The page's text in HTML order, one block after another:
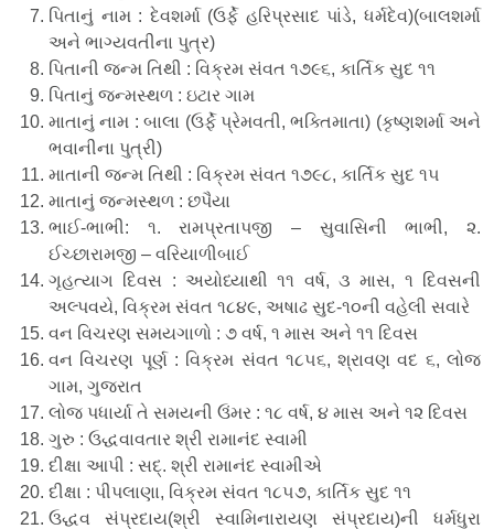
પિતાનું નામ : દેવશર્મા (ઉર્ફે હરિપ્રસાદ પાંડે, ધર્મદેવ)(બાલશર્મા
અને ભાગ્યવતીના પુત્ર)
પિતાની જન્મ તિથી : વિક્રમ સંવત ૧૭૯૬, કાર્તિક સુદ ૧૧
પિતાનું જન્મસ્થળ : ઇટાર ગામ
માતાનું નામ : બાલા (ઉર્ફે પ્રેમવતી, ભક્તિમાતા) (કૃષ્ણશર્મા અને
ભવાનીના પુત્રી)
માતાની જન્મ તિથી : વિક્રમ સંવત ૧૭૯૮, કાર્તિક સુદ ૧૫
માતાનું જન્મસ્થળ : છપૈયા
ભાઈ-ભાભી: ૧. રામપ્રતાપજી – સુવાસિની ભાભી, ૨.
ઈચ્છારામજી – વરિયાળીબાઈ
ગૃહત્યાગ દિવસ : અયોધ્યાથી ૧૧ વર્ષ, ૩ માસ, ૧ દિવસની
અલ્પવયે, વિક્રમ સંવત ૧૮૪૯, અષાઢ સુદ-૧૦ની વહેલી સવારે
વન વિચરણ સમયગાળો : ૭ વર્ષ, ૧ માસ અને ૧૧ દિવસ
વન વિચરણ પૂર્ણ : વિક્રમ સંવત ૧૮૫૬, શ્રાવણ વદ ૬, લોજ
ગામ, ગુજરાત
લોજ પધાર્યા તે સમયની ઉંમર : ૧૮ વર્ષ, ૪ માસ અને ૧૨ દિવસ
ગુરુ : ઉદ્ધવાવતાર શ્રી રામાનંદ સ્વામી
દીક્ષા આપી : સદ્. શ્રી રામાનંદ સ્વામીએ
દીક્ષા : પીપલાણા, વિક્રમ સંવત ૧૮૫૭, કાર્તિક સુદ ૧૧
ઉદ્ધવ સંપ્રદાય(શ્રી સ્વામિનારાયણ સંપ્રદાય)ની ધર્મધુરા